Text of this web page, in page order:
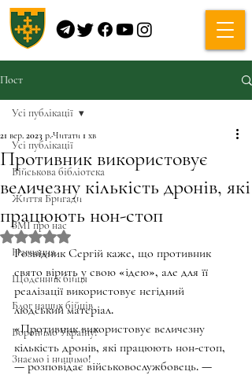
Пост
Усі публікації
Військова бібліотека
Життя Бригади
ЗМІ про нас
Навчання
Щоденник бійця
Блог наших бійців
Боронимо Україну!
Знаємо і нищимо!
Усі публікації
Противник використовує
величезну кількість дронів, які
працюють нон-стоп
21 вер. 2023 р.Читати 1 хв
Оцінка: NaN з 5 зірок.
Розвідник Сергій каже, що противник
свято вірить у свою «ідею», але для її
реалізації використовує негідний
людський матеріал.
«Противник використовує величезну
кількість дронів, які працюють нон-стоп,
— розповідає військовослужбовець. —